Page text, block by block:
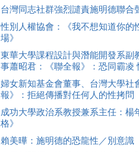
台灣同志社群強烈譴責施明德聯合
性別人權協會：《我不想知道你
場》
東華大學課程設計與潛能開發系副
事蕭昭君：《聯全報》：恐同霸凌
婦女新知基金會董事、台灣大學社
報》：拒絕傳播對任何人的性拷問
成功大學政治系教授兼系主任：
格》
賴美曄：施明德的恐龍性／別意識